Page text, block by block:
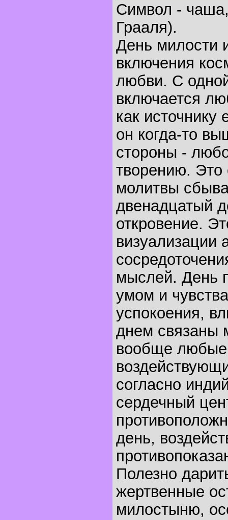
Символ -
Грааля).
День милости
включения
любви. С
включается
как источнику
он когда-то
стороны -
творению. Это
молитвы
двенадцатый
откровение.
визуализации
мыслей. День
умом и
успокоения,
днем связаны
вообще
согласно
сердечный
день,
Полезно
жертвенные
милостыню,